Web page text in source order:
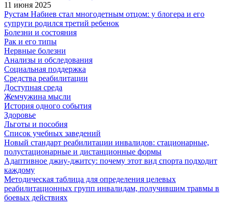
11 июня 2025
Рустам Набиев стал многодетным отцом: у блогера и его
супруги родился третий ребенок
Болезни и состояния
Рак и его типы
Нервные болезни
Анализы и обследования
Социальная поддержка
Средства реабилитации
Доступная среда
Жемчужина мысли
История одного события
Здоровье
Льготы и пособия
Список учебных заведений
Новый стандарт реабилитации инвалидов: стационарные,
полустационарные и дистанционные формы
Адаптивное джиу-джитсу: почему этот вид спорта подходит
каждому
Методическая таблица для определения целевых
реабилитационных групп инвалидам, получившим травмы в
боевых действиях